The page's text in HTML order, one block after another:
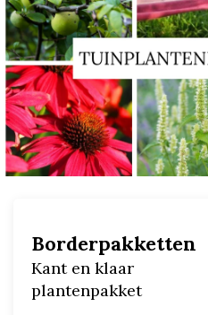
Borderpakketten
Kant en klaar
plantenpakket